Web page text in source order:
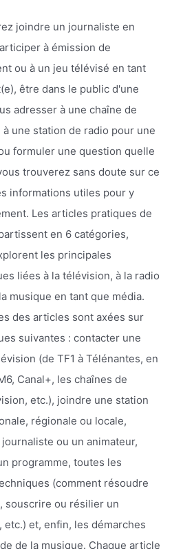
joindre un journaliste en
à émission de
ou à un jeu télévisé en tant
être dans le public d'une
adresser à une chaîne de
une station de radio pour une
formuler une question quelle
trouverez sans doute sur ce
informations utiles pour y
Les articles pratiques de
en 6 catégories,
les principales
liées à la télévision, à la radio
musique en tant que média.
des articles sont axées sur
suivantes : contacter une
(de TF1 à Télénantes, en
Canal+, les chaînes de
etc.), joindre une station
régionale ou locale,
ou un animateur,
programme, toutes les
(comment résoudre
souscrire ou résilier un
etc.) et, enfin, les démarches
de la musique. Chaque article